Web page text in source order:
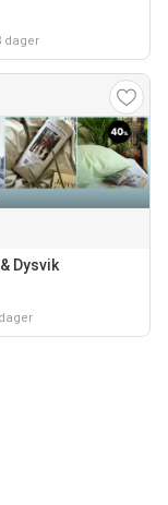
dager
Dysvik